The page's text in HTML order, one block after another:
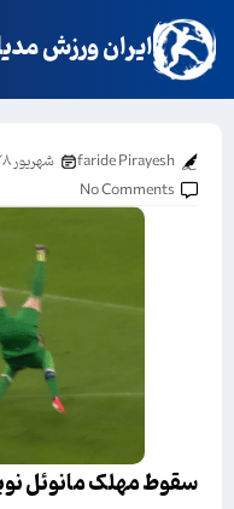
ایران ورزش مدیا
faride Pirayesh شهریور ۲۸, ۱۴۰۳
No Comments
سقوط مهلک مانوئل